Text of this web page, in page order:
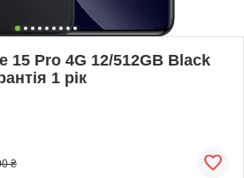
15 Pro 4G 12/512GB Black
1 рік
₴